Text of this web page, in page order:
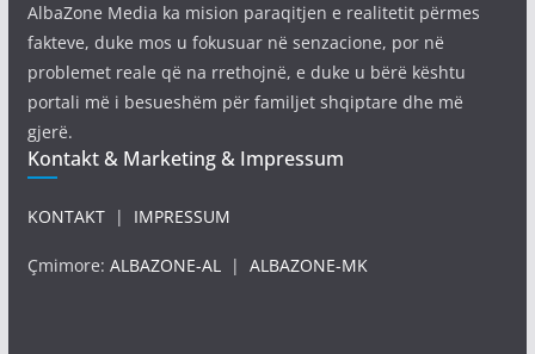
AlbaZone Media ka mision paraqitjen e realitetit përmes
fakteve, duke mos u fokusuar në senzacione, por në
problemet reale që na rrethojnë, e duke u bërë kështu
portali më i besueshëm për familjet shqiptare dhe më
gjerë.
Kontakt & Marketing & Impressum
KONTAKT| IMPRESSUM
Çmimore: ALBAZONE-AL| ALBAZONE-MK